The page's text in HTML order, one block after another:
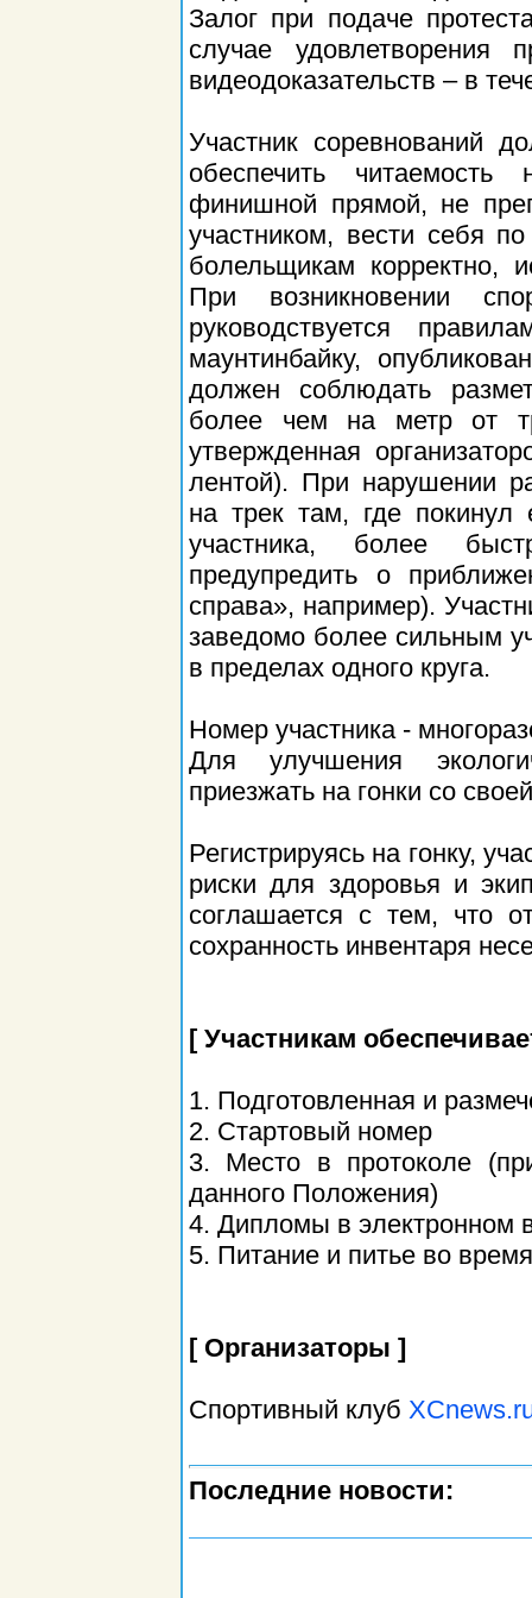
Залог при подаче
случае удовлетворения
видеодоказательств – в
Участник соревнований
обеспечить
финишной прямой, не
участником, вести себя
болельщикам корректно,
При возникновении
руководствуется
маунтинбайку,
должен соблюдать
более чем на метр от
утвержденная
лентой). При нарушении
на трек там, где покинул
участника, более
предупредить о
справа», например).
заведомо более сильным
в пределах одного круга.
Номер участника -
Для улучшения
приезжать на гонки со
Регистрируясь на гонку,
риски для здоровья и
соглашается с тем, что
сохранность инвентаря
[ Участникам
1. Подготовленная и
2. Стартовый номер
3. Место в протоколе
данного Положения)
4. Дипломы в
5. Питание и питье во
[ Организаторы ]
Спортивный клуб
Последние новости: